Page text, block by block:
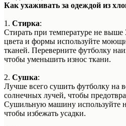
Как ухаживать за одеждой из
1. Стирка:
Стирать при температуре не выше
цвета и формы используйте
тканей. Переверните футболку
чтобы уменьшить износ ткани.
2. Сушка:
Лучше всего сушить футболку на
солнечных лучей, чтобы
Сушильную машину используйте
чтобы избежать усадки.